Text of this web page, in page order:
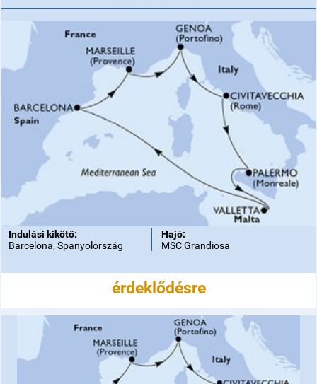
Indulási kikötő:
Barcelona, Spanyolország
Hajó:
MSC Grandiosa
érdeklődésre